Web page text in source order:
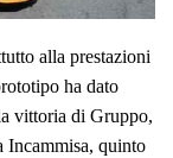
alla prestazioni
ha dato
vittoria di Gruppo,
Incammisa, quinto